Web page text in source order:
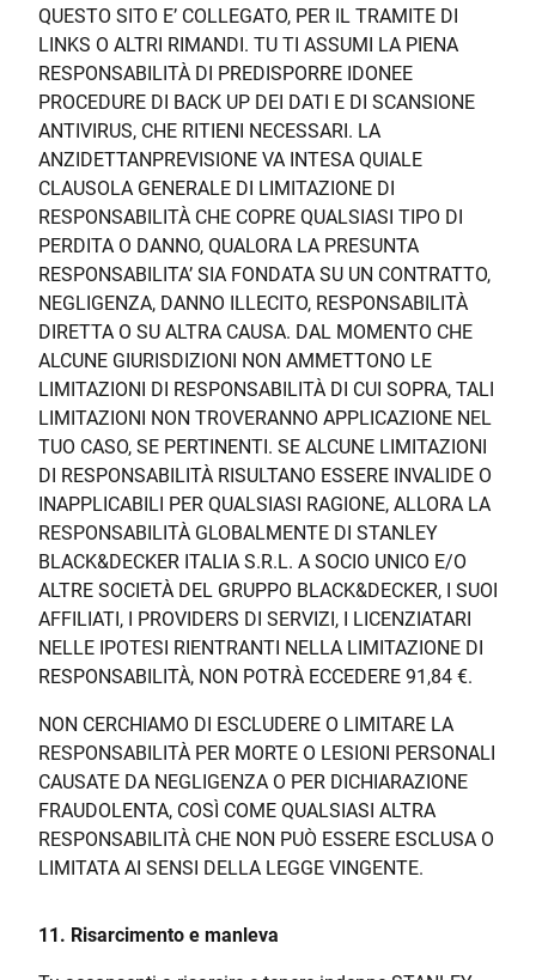
QUESTO SITO E’ COLLEGATO, PER IL TRAMITE DI
LINKS O ALTRI RIMANDI. TU TI ASSUMI LA PIENA
RESPONSABILITÀ DI PREDISPORRE IDONEE
PROCEDURE DI BACK UP DEI DATI E DI SCANSIONE
ANTIVIRUS, CHE RITIENI NECESSARI. LA
ANZIDETTANPREVISIONE VA INTESA QUIALE
CLAUSOLA GENERALE DI LIMITAZIONE DI
RESPONSABILITÀ CHE COPRE QUALSIASI TIPO DI
PERDITA O DANNO, QUALORA LA PRESUNTA
RESPONSABILITA’ SIA FONDATA SU UN CONTRATTO,
NEGLIGENZA, DANNO ILLECITO, RESPONSABILITÀ
DIRETTA O SU ALTRA CAUSA. DAL MOMENTO CHE
ALCUNE GIURISDIZIONI NON AMMETTONO LE
LIMITAZIONI DI RESPONSABILITÀ DI CUI SOPRA, TALI
LIMITAZIONI NON TROVERANNO APPLICAZIONE NEL
TUO CASO, SE PERTINENTI. SE ALCUNE LIMITAZIONI
DI RESPONSABILITÀ RISULTANO ESSERE INVALIDE O
INAPPLICABILI PER QUALSIASI RAGIONE, ALLORA LA
RESPONSABILITÀ GLOBALMENTE DI STANLEY
BLACK&DECKER ITALIA S.R.L. A SOCIO UNICO E/O
ALTRE SOCIETÀ DEL GRUPPO BLACK&DECKER, I SUOI
AFFILIATI, I PROVIDERS DI SERVIZI, I LICENZIATARI
NELLE IPOTESI RIENTRANTI NELLA LIMITAZIONE DI
RESPONSABILITÀ, NON POTRÀ ECCEDERE 91,84 €.
NON CERCHIAMO DI ESCLUDERE O LIMITARE LA
RESPONSABILITÀ PER MORTE O LESIONI PERSONALI
CAUSATE DA NEGLIGENZA O PER DICHIARAZIONE
FRAUDOLENTA, COSÌ COME QUALSIASI ALTRA
RESPONSABILITÀ CHE NON PUÒ ESSERE ESCLUSA O
LIMITATA AI SENSI DELLA LEGGE VINGENTE.
11. Risarcimento e manleva